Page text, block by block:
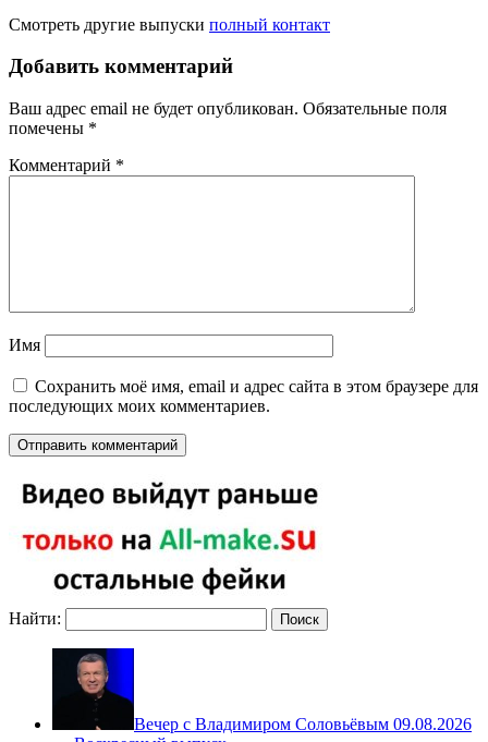
Смотреть другие выпуски полный контакт
Добавить комментарий
Ваш адрес email не будет опубликован. Обязательные поля
помечены *
Комментарий *
Имя
Сохранить моё имя, email и адрес сайта в этом браузере для
последующих моих комментариев.
Найти:
Вечер с Владимиром Соловьёвым 09.08.2026